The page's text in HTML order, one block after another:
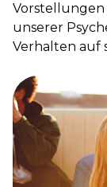
Vorstellungen
unserer
Verhalten auf